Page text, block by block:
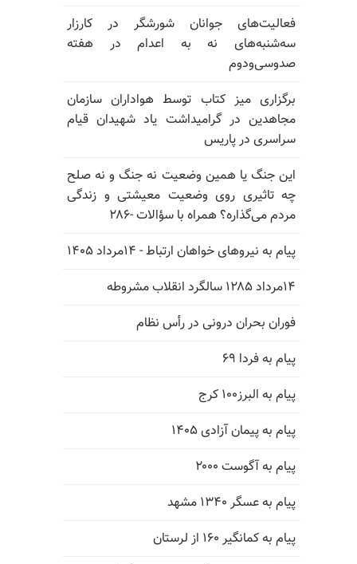
فعالیت‌های جوانان شورشگر در کارزار
سه‌شنبه‌های نه به اعدام در هفته
صدوسی‌و‌دوم
برگزاری میز کتاب توسط هواداران سازمان
مجاهدین در گرامیداشت یاد شهیدان قیام
سراسری در پاریس
این جنگ یا همین وضعیت نه جنگ و نه صلح
چه تاثیری روی وضعیت معیشتی و زندگی
مردم می‌گذاره؟ همراه با سؤالات -۲۸۶
پیام به نیروهای خواهان ارتباط - ۱۴مرداد ۱۴۰۵
۱۴مرداد ۱۲۸۵ سالگرد انقلاب مشروطه
فوران بحران درونی در رأس نظام
پیام به فردا ۶۹
پیام به البرز۱۰۰ کرج
پیام به پیمان آزادی ۱۴۰۵
پیام به آگوست ۲۰۰۰
پیام به عسگر ۱۳۴۰ مشهد
پیام به کمانگیر ۱۶۰ از لرستان